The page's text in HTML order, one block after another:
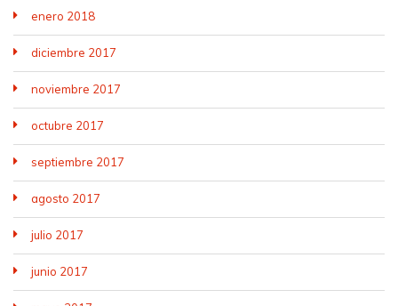
enero 2018
diciembre 2017
noviembre 2017
octubre 2017
septiembre 2017
agosto 2017
julio 2017
junio 2017